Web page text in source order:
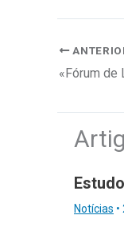
Notícias •